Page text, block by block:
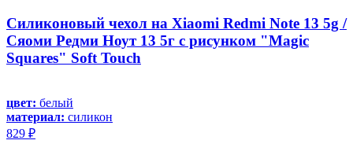
Силиконовый чехол на Xiaomi Redmi Note 13 5g /
Сяоми Редми Ноут 13 5г с рисунком "Magic
Squares" Soft Touch
цвет: белый
материал: силикон
829 ₽